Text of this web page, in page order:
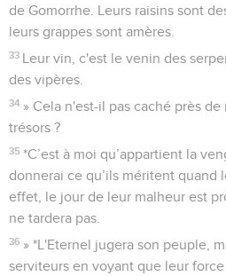
de Gomorrhe. Leurs raisins sont
leurs grappes sont amères.
33 Leur vin, c'est le venin des
des vipères.
34 » Cela n'est-il pas caché près
trésors ?
35 *C’est à moi qu’appartient la
donnerai ce qu’ils méritent quand
effet, le jour de leur malheur est
ne tardera pas.
36 » *L'Eternel jugera son peuple,
serviteurs en voyant que leur